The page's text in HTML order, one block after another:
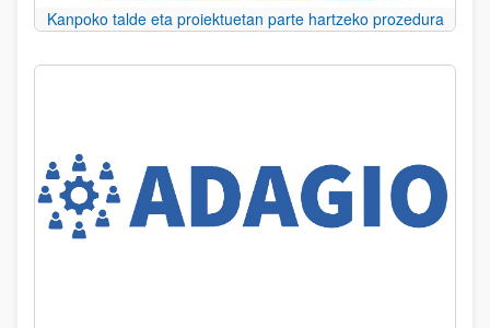
Kanpoko talde eta proiektuetan parte hartzeko prozedura